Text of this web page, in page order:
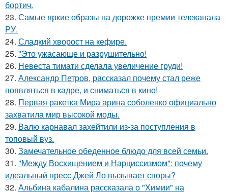
бортич.
23. Самые яркие образы на дорожке премии телеканала
РУ.
24. Сладкий хворост на кефире.
25. "Это ужасающе и разрушительно!
26. Невеста тимати сделала увеличение груди!
27. Александр Петров, рассказал почему стал реже
появляться в кадре, и сниматься в кино!
28. Первая ракетка Мира арина соболенко официально
захватила мир высокой моды.
29. Валю карнавал захейтили из-за поступления в
топовый вуз.
30. Замечательное обеденное блюдо для всей семьи.
31. "Между Восхищением и Нарциссизмом": почему
идеальный пресс Джей Ло вызывает споры?
32. Альбина кабалина рассказала о "Химии" на